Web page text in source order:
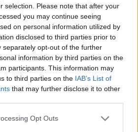
selection. Please note that after your
you may continue seeing
on personal information utilized by
disclosed to third parties prior to
separately opt-out of the further
information by third parties on the
participants. This information may
to third parties on the IAB’s List of
that may further disclose it to other
Opt Outs
ψάχνει νέα
Κούβα, ενώ
πίεση
πίεση των ΗΠΑ προς την
από μια παράλληλη, πιο
Αυτοκίνητο, Μηχανή και